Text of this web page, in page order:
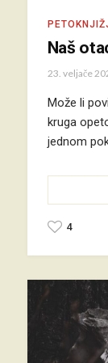
Naš
23. veljače
Može li
kruga
jednom
4